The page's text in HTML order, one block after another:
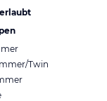
Twin